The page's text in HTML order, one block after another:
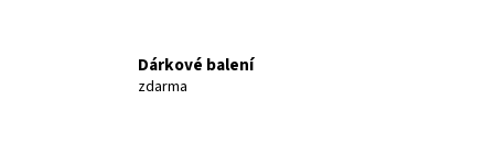
Dárkové balení
zdarma